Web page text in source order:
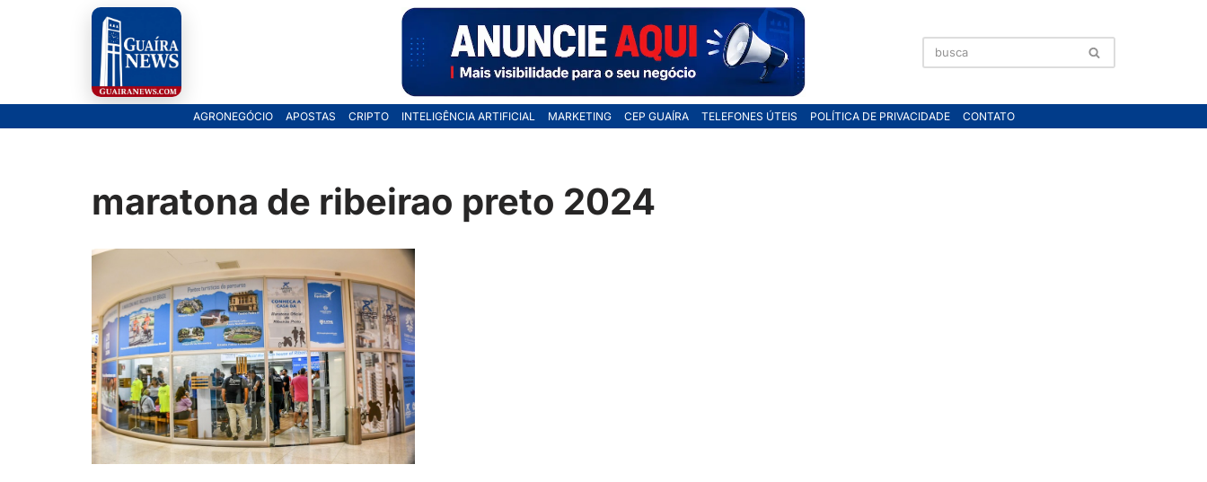
AGRONEGÓCIO APOSTAS CRIPTO INTELIGÊNCIA ARTIFICIAL MARKETING CEP GUAÍRA TELEFONES ÚTEIS POLÍTICA DE PRIVACIDADE CONTATO
maratona de ribeirao preto 2024